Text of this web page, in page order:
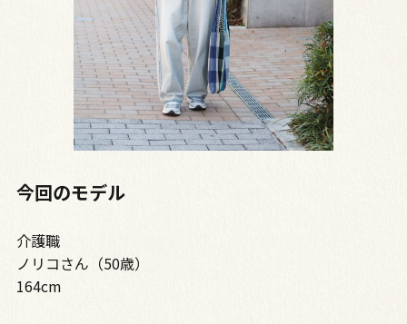
今回のモデル
介護職
ノリコさん（50歳）
164cm